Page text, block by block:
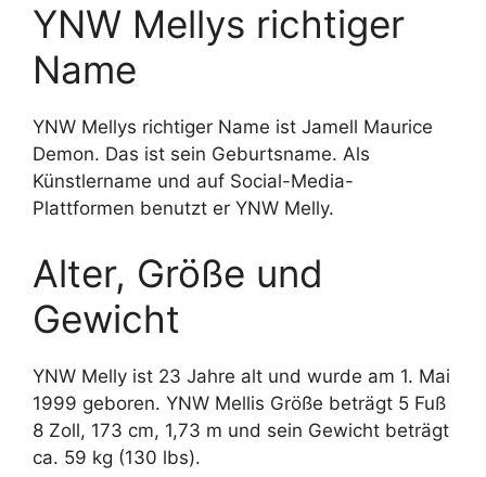
YNW Mellys richtiger
Name
YNW Mellys richtiger Name ist Jamell Maurice
Demon. Das ist sein Geburtsname. Als
Künstlername und auf Social-Media-
Plattformen benutzt er YNW Melly.
Alter, Größe und
Gewicht
YNW Melly ist 23 Jahre alt und wurde am 1. Mai
1999 geboren. YNW Mellis Größe beträgt 5 Fuß
8 Zoll, 173 cm, 1,73 m und sein Gewicht beträgt
ca. 59 kg (130 lbs).